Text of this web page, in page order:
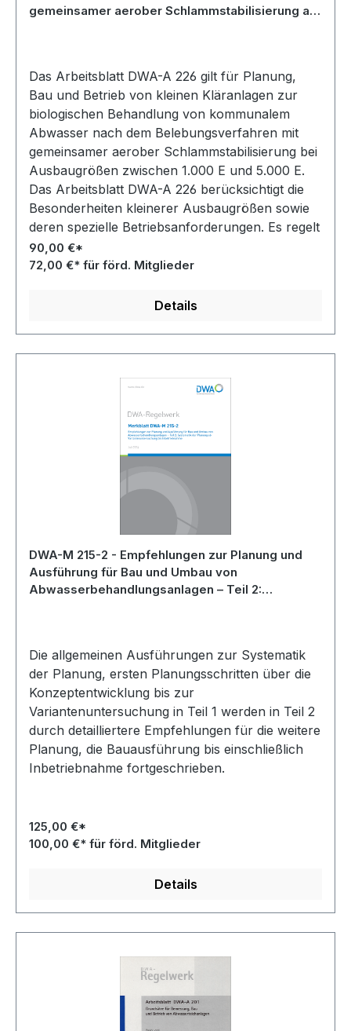
gemeinsamer aerober Schlammstabilisierung ab
Das Arbeitsblatt DWA-A 226 gilt für Planung,
Bau und Betrieb von kleinen Kläranlagen zur
biologischen Behandlung von kommunalem
Abwasser nach dem Belebungsverfahren mit
gemeinsamer aerober Schlammstabilisierung bei
Ausbaugrößen zwischen 1.000 E und 5.000 E.
Das Arbeitsblatt DWA-A 226 berücksichtigt die
Besonderheiten kleinerer Ausbaugrößen sowie
deren spezielle Betriebsanforderungen. Es regelt
Bemessung, Bau und Betrieb der gesamten
Kläranlage.
90,00 €*
72,00 €* für förd. Mitglieder
Details
DWA-M 215-2 - Empfehlungen zur Planung und
Ausführung für Bau und Umbau von
Abwasserbehandlungsanlagen – Teil 2:
Die allgemeinen Ausführungen zur Systematik
der Planung, ersten Planungsschritten über die
Konzeptentwicklung bis zur
Variantenuntersuchung in Teil 1 werden in Teil 2
durch detailliertere Empfehlungen für die weitere
Planung, die Bauausführung bis einschließlich
Inbetriebnahme fortgeschrieben.
125,00 €*
100,00 €* für förd. Mitglieder
Details